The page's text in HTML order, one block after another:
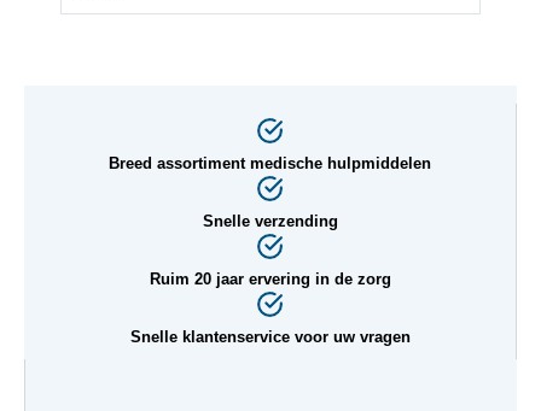
Breed assortiment medische hulpmiddelen
Snelle verzending
Ruim 20 jaar ervering in de zorg
Snelle klantenservice voor uw vragen